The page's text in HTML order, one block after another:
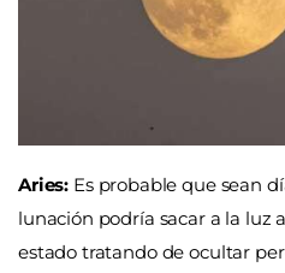
Aries: Es probable que sean
lunación podría sacar a la luz
estado tratando de ocultar